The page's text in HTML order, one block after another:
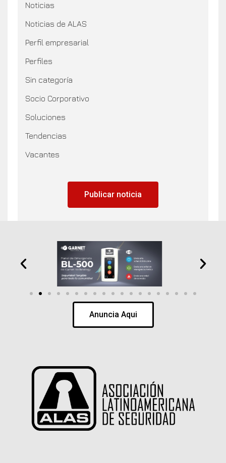
Noticias
Noticias de ALAS
Perfil empresarial
Perfiles
Sin categoría
Socio Corporativo
Soluciones
Tendencias
Vacantes
Publicar noticia
Anuncia Aqui